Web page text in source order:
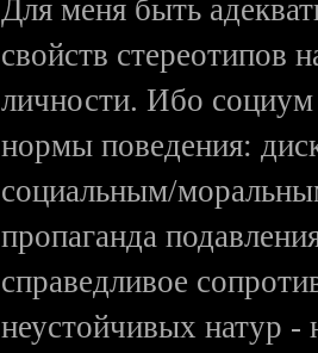
Для меня быть
свойств стереотипов
личности. Ибо социум
нормы поведения:
социальным/
пропаганда
справедливое
неустойчивых натур -